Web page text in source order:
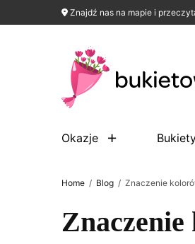
Znajdź nas na mapie i
Okazje
Home Blog Znaczenie